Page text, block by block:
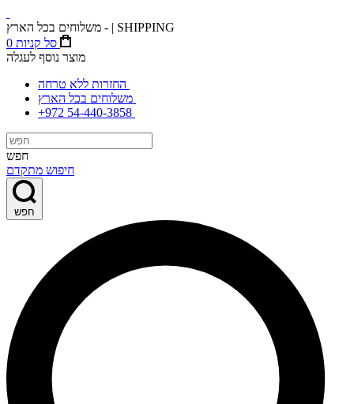
משלוחים בכל הארץ - | SHIPPING
0 סל קניות
מוצר נוסף לעגלה
+972 54-440-3858
חפש
חיפוש מתקדם
חפש